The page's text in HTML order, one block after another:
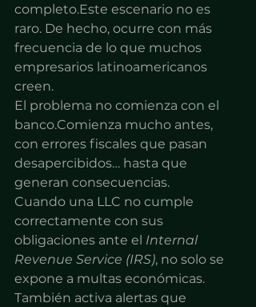
completo.Este escenario no es
raro. De hecho, ocurre con más
frecuencia de lo que muchos
empresarios latinoamericanos
creen.
El problema no comienza con el
banco.Comienza mucho antes,
con errores fiscales que pasan
desapercibidos… hasta que
generan consecuencias.
Cuando una LLC no cumple
correctamente con sus
obligaciones ante el Internal
Revenue Service (IRS), no solo se
expone a multas económicas.
También activa alertas que